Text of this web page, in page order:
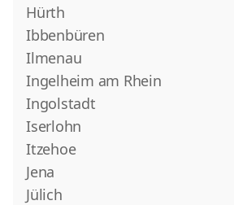
Hürth
Ibbenbüren
Ilmenau
Ingelheim am Rhein
Ingolstadt
Iserlohn
Itzehoe
Jena
Jülich